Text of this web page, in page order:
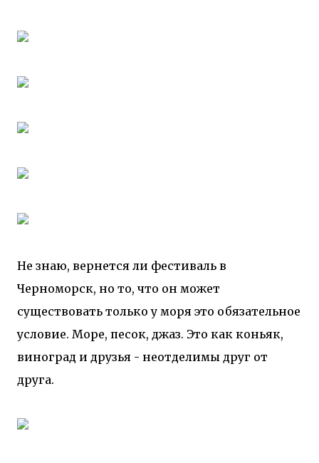
Не знаю, вернется ли фестиваль в
Черноморск, но то, что он может
существовать только у моря это обязательное
условие. Море, песок, джаз. Это как коньяк,
виноград и друзья - неотделимы друг от
друга.